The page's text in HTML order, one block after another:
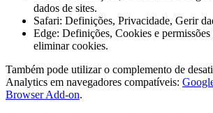
dados de sites.
Safari: Definições, Privacidade, Gerir
Edge: Definições, Cookies e permissões
eliminar cookies.
Também pode utilizar o complemento de
Analytics em navegadores compatíveis:
Browser Add-on.